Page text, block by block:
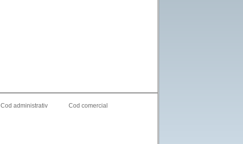
Cod administrativ Cod comercial